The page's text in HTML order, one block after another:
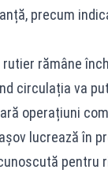
precum
rămâne
circulația va
operațiuni
lucrează în
pentru